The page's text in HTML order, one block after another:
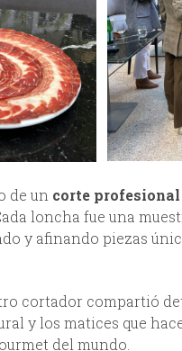
de un corte
loncha fue una
y afinando piezas
cortador compartió
y los matices que
del mundo.